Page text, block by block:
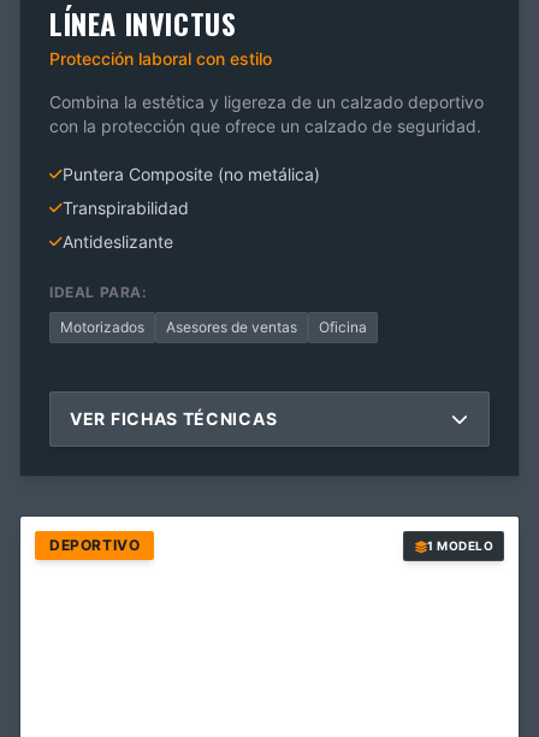
LÍNEA INVICTUS
Protección laboral con estilo
Combina la estética y ligereza de un calzado deportivo
con la protección que ofrece un calzado de seguridad.
Puntera Composite (no metálica)
Transpirabilidad
Antideslizante
IDEAL PARA:
Motorizados
Asesores de ventas Oficina
VER FICHAS TÉCNICAS
DEPORTIVO 1 MODELO